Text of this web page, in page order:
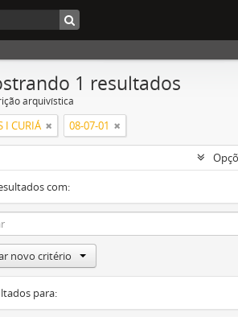
1 resultados
arquivística
I CURIÁ 08-07-01
com:
novo critério
para: